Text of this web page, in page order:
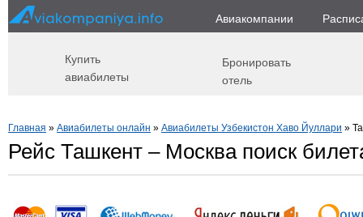
Авиакомпании
Купить
авиабилеты
Бронировать
отель
Главная » Авиабилеты онлайн » Авиабилеты Узбекистон Хаво Йуллари »
Рейс Ташкент – Москва поиск